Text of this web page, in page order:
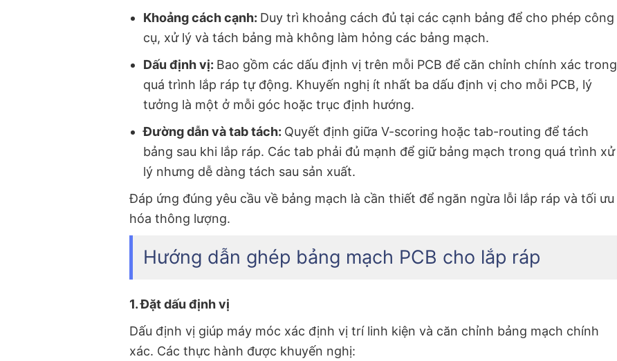
Khoảng cách cạnh: Duy trì khoảng cách đủ tại các cạnh bảng để cho phép công
cụ, xử lý và tách bảng mà không làm hỏng các bảng mạch.
Dấu định vị: Bao gồm các dấu định vị trên mỗi PCB để căn chỉnh chính xác trong
quá trình lắp ráp tự động. Khuyến nghị ít nhất ba dấu định vị cho mỗi PCB, lý
tưởng là một ở mỗi góc hoặc trục định hướng.
Đường dẫn và tab tách: Quyết định giữa V-scoring hoặc tab-routing để tách
bảng sau khi lắp ráp. Các tab phải đủ mạnh để giữ bảng mạch trong quá trình xử
lý nhưng dễ dàng tách sau sản xuất.
Đáp ứng đúng yêu cầu về bảng mạch là cần thiết để ngăn ngừa lỗi lắp ráp và tối ưu
hóa thông lượng.
Hướng dẫn ghép bảng mạch PCB cho lắp ráp
1. Đặt dấu định vị
Dấu định vị giúp máy móc xác định vị trí linh kiện và căn chỉnh bảng mạch chính
xác. Các thực hành được khuyến nghị: